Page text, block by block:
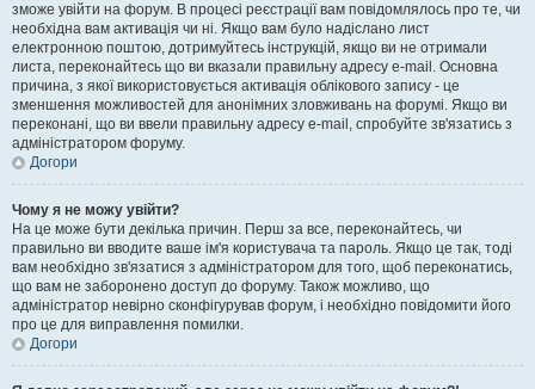
зможе увійти на форум. В процесі реєстрації вам повідомлялось про те, чи
необхідна вам активація чи ні. Якщо вам було надіслано лист
електронною поштою, дотримуйтесь інструкцій, якщо ви не отримали
листа, переконайтесь що ви вказали правильну адресу e-mail. Основна
причина, з якої використовується активація облікового запису - це
зменшення можливостей для анонімних зловживань на форумі. Якщо ви
переконані, що ви ввели правильну адресу e-mail, спробуйте зв'язатись з
адміністратором форуму.
Догори
Чому я не можу увійти?
На це може бути декілька причин. Перш за все, переконайтесь, чи
правильно ви вводите ваше ім'я користувача та пароль. Якщо це так, тоді
вам необхідно зв'язатися з адміністратором для того, щоб переконатись,
що вам не заборонено доступ до форуму. Також можливо, що
адміністратор невірно сконфігурував форум, і необхідно повідомити його
про це для виправлення помилки.
Догори